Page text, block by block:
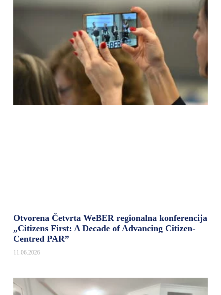
Otvorena Četvrta WeBER regionalna konferencija
„Citizens First: A Decade of Advancing Citizen-
Centred PAR”
11.06.2026